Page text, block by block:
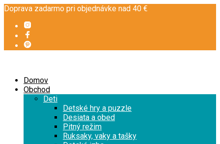
Doprava zadarmo pri objednávke nad 40 €
Domov
Obchod
Deti
Detské hry a puzzle
Desiata a obed
Pitný režim
Ruksaky, vaky a tašky